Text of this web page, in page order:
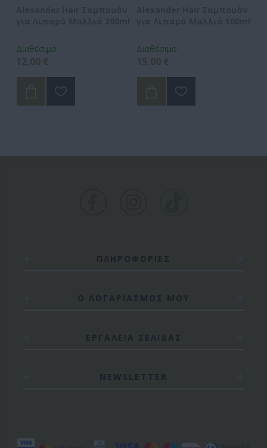
Διαθέσιμο
12,00 €
Διαθέσιμο
15,00 €
ΠΛΗΡΟΦΟΡΙΕΣ
Ο ΛΟΓΑΡΙΑΣΜΟΣ ΜΟΥ
ΕΡΓΑΛΕΙΑ ΣΕΛΙΔΑΣ
NEWSLETTER